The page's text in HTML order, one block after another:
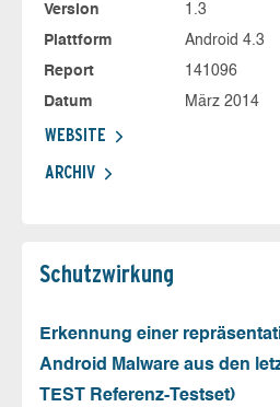
Version
1.3
Plattform
Android 4.3
Report
141096
Datum
März 2014
WEBSITE
ARCHIV
Schutz­wirkung
Erkennung einer
Android Malware aus den
TEST Referenz-Testset)